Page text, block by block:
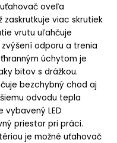
oveľa
viac skrutiek
vrutu uľahčuje
odporu a trenia
úchytom je
bitov s drážkou.
bezchybný chod aj
odvodu tepla
vybavený LED
priestor pri práci.
je možné uťahovač